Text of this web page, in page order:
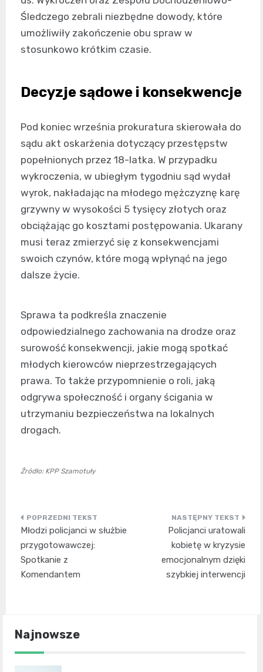
Śledczego zebrali niezbędne dowody, które
umożliwiły zakończenie obu spraw w
stosunkowo krótkim czasie.
Decyzje sądowe i konsekwencje
Pod koniec września prokuratura skierowała do
sądu akt oskarżenia dotyczący przestępstw
popełnionych przez 18-latka. W przypadku
wykroczenia, w ubiegłym tygodniu sąd wydał
wyrok, nakładając na młodego mężczyznę karę
grzywny w wysokości 5 tysięcy złotych oraz
obciążając go kosztami postępowania. Ukarany
musi teraz zmierzyć się z konsekwencjami
swoich czynów, które mogą wpłynąć na jego
dalsze życie.
Sprawa ta podkreśla znaczenie
odpowiedzialnego zachowania na drodze oraz
surowość konsekwencji, jakie mogą spotkać
młodych kierowców nieprzestrzegających
prawa. To także przypomnienie o roli, jaką
odgrywa społeczność i organy ścigania w
utrzymaniu bezpieczeństwa na lokalnych
drogach.
Źródło: KPP Szamotuły
Nawigacja
wpisu
Młodzi policjanci w służbie
przygotowawczej:
Spotkanie z
Komendantem
Policjanci uratowali
kobietę w kryzysie
emocjonalnym dzięki
szybkiej interwencji
Najnowsze